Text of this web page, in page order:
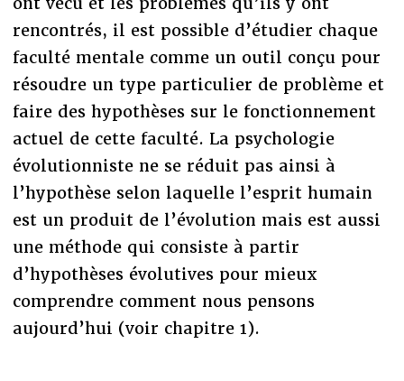
rencontrés, il est possible d’étudier chaque
faculté mentale comme un outil conçu pour
résoudre un type particulier de problème et
faire des hypothèses sur le fonctionnement
actuel de cette faculté. La psychologie
évolutionniste ne se réduit pas ainsi à
l’hypothèse selon laquelle l’esprit humain
est un produit de l’évolution mais est aussi
une méthode qui consiste à partir
d’hypothèses évolutives pour mieux
comprendre comment nous pensons
aujourd’hui (voir chapitre 1).